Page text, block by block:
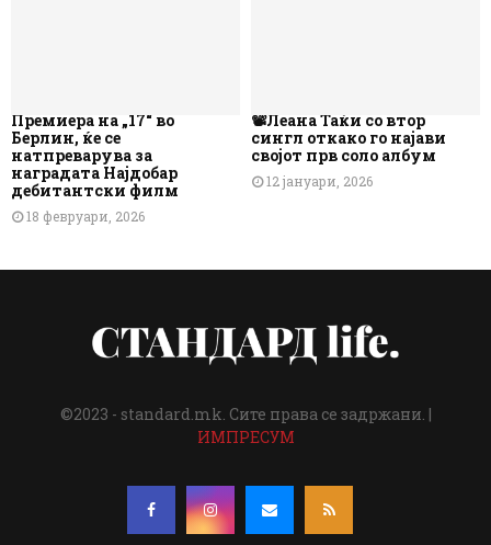
Премиера на „17“ во
Берлин, ќе се
натпреварува за
наградата Најдобар
дебитантски филм
18 февруари, 2026
📽️Леана Таќи со втор
сингл откако го најави
својот прв соло албум
12 јануари, 2026
©2023 - standard.mk. Сите права се задржани. |
ИМПРЕСУМ